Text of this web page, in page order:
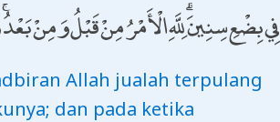
فِي بِضْعِ سِنِينَ ۗ لِلَّهِ الْأَمْرُ مِنْ قَبْلُ وَمِنْ
Allah jualah terpulang
dan pada ketika